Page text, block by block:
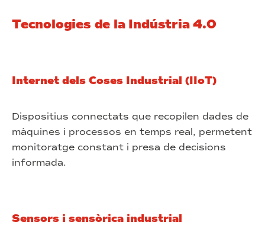
Tecnologies de la Indústria 4.0
Internet dels Coses Industrial (IIoT)
Dispositius connectats que recopilen dades de
màquines i processos en temps real, permetent
monitoratge constant i presa de decisions
informada.
Sensors i sensòrica industrial